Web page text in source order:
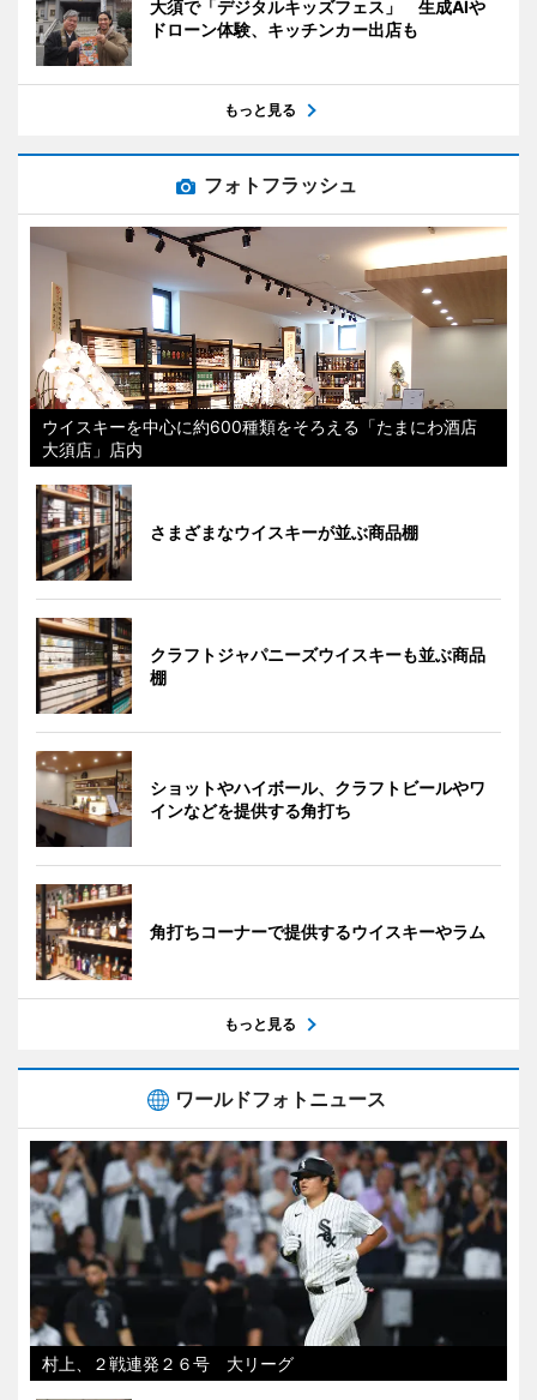
大須で「デジタルキッズフェス」 生成AIや
ドローン体験、キッチンカー出店も
もっと見る
フォトフラッシュ
ウイスキーを中心に約600種類をそろえる「たまにわ酒店
大須店」店内
さまざまなウイスキーが並ぶ商品棚
クラフトジャパニーズウイスキーも並ぶ商品
棚
ショットやハイボール、クラフトビールやワ
インなどを提供する角打ち
角打ちコーナーで提供するウイスキーやラム
もっと見る
ワールドフォトニュース
村上、２戦連発２６号 大リーグ